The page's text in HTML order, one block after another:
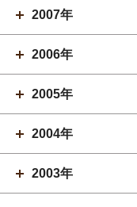
2007年
2006年
2005年
2004年
2003年